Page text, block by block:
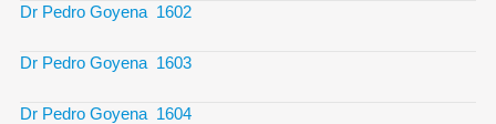
Dr Pedro Goyena 1602
Dr Pedro Goyena 1603
Dr Pedro Goyena 1604